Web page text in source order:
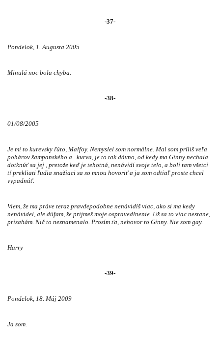
-37-
Pondelok, 1. Augusta 2005
Minulá noc bola chyba.
-38-
01/08/2005
Je mi to kurevsky ľúto, Malfoy. Nemyslel som normálne. Mal som príliš veľa
pohárov šampanského a.. kurva, je to tak dávno, od kedy ma Ginny nechala
dotknúť sa jej , pretože keď je tehotná, nenávidí svoje telo, a boli tam všetci
tí prekliati ľudia snažiaci sa so mnou hovoriť a ja som odtiaľ proste chcel
vypadnúť.
Viem, že ma práve teraz pravdepodobne nenávidíš viac, ako si ma kedy
nenávidel, ale dúfam, že prijmeš moje ospravedlnenie. Už sa to viac nestane,
prisahám. Nič to neznamenalo. Prosím ťa, nehovor to Ginny. Nie som gay.
Harry
-39-
Pondelok, 18. Máj 2009
Ja som.